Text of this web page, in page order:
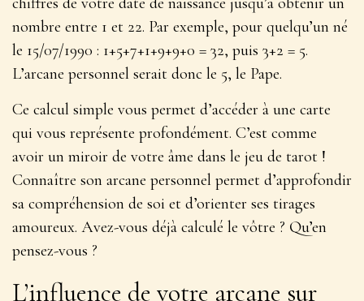
nombre entre 1 et 22. Par exemple, pour quelqu’un né
le 15/07/1990 : 1+5+7+1+9+9+0 = 32, puis 3+2 = 5.
L’arcane personnel serait donc le 5, le Pape.
Ce calcul simple vous permet d’accéder à une carte
qui vous représente profondément. C’est comme
avoir un miroir de votre âme dans le jeu de tarot !
Connaître son arcane personnel permet d’approfondir
sa compréhension de soi et d’orienter ses tirages
amoureux. Avez-vous déjà calculé le vôtre ? Qu’en
pensez-vous ?
L’influence de votre arcane sur